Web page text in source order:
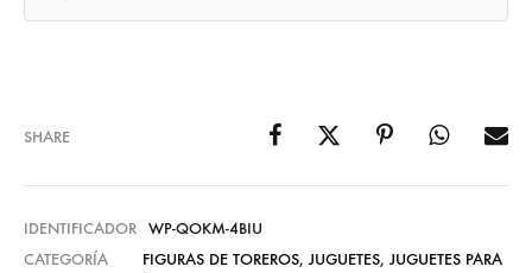
SHARE
IDENTIFICADOR WP-QOKM-4BIU
CATEGORÍA
FIGURAS DE TOREROS, JUGUETES, JUGUETES PARA